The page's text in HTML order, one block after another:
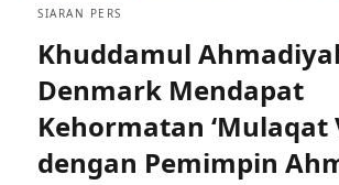
SIARAN PERS
Khuddamul
Denmark Mendapat
Kehormatan ‘Mulaqat
dengan Pemimpin